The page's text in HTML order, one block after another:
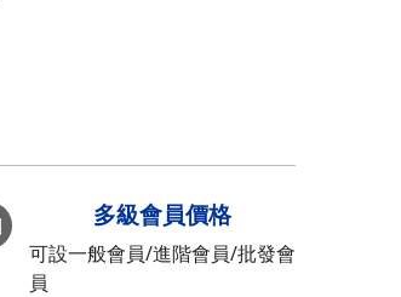
多級會員價格
可設一般會員/進階會員/批發會
員